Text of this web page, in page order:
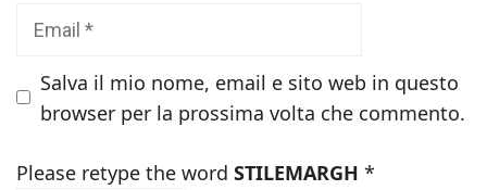
Salva il mio nome, email e sito web in questo
browser per la prossima volta che commento.
Please retype the word STILEMARGH *